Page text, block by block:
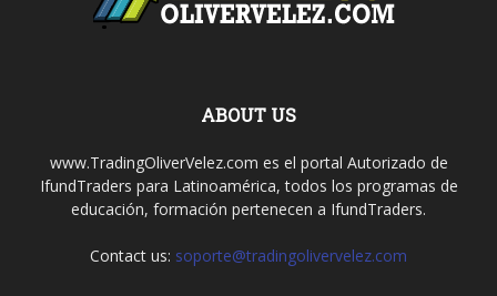
ABOUT US
www.TradingOliverVelez.com es el portal Autorizado de
IfundTraders para Latinoamérica, todos los programas de
educación, formación pertenecen a IfundTraders.
Contact us: soporte@tradingolivervelez.com